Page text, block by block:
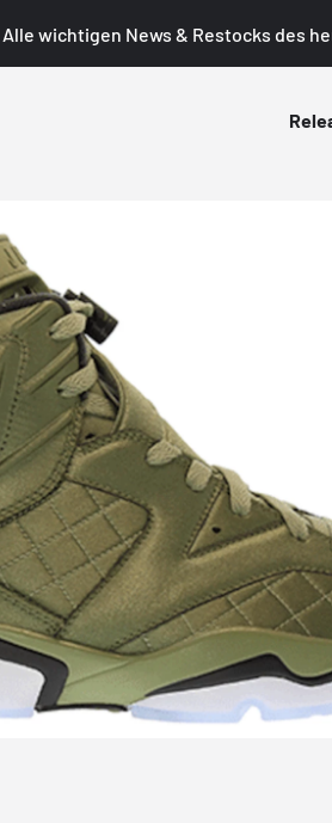
Alle wichtigen News & Restocks des